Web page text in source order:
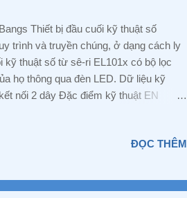
Thiết bị đầu cuối kỹ thuật số
trình và truyền chúng, ở dạng cách ly
kỹ thuật số từ sê-ri EL101x có bộ lọc
họ thông qua đèn LED. Dữ liệu kỹ
nối 2 dây Đặc điểm kỹ thuật EN
Đồng hồ phân phối – Tiêu thụ điện
Đông, đường Trần Thị Vững, Bình
ĐỌC THÊM